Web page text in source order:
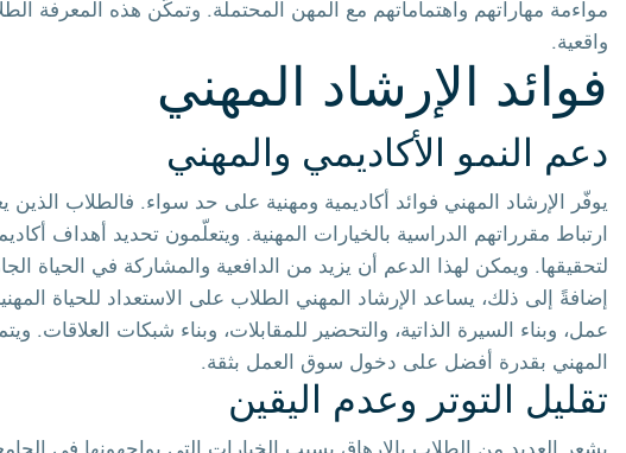
مواءمة مهاراتهم واهتماماتهم مع المهن المحتملة. وتمكّن هذه المعرفة
واقعية.
فوائد الإرشاد المهني
دعم النمو الأكاديمي والمهني
يوفّر الإرشاد المهني فوائد أكاديمية ومهنية على حد سواء. فالطلاب
ارتباط مقرراتهم الدراسية بالخيارات المهنية. ويتعلّمون تحديد أهداف
لتحقيقها. ويمكن لهذا الدعم أن يزيد من الدافعية والمشاركة في الحياة
إضافةً إلى ذلك، يساعد الإرشاد المهني الطلاب على الاستعداد للحياة
عمل، وبناء السيرة الذاتية، والتحضير للمقابلات، وبناء شبكات العلاقات.
المهني بقدرة أفضل على دخول سوق العمل بثقة.
تقليل التوتر وعدم اليقين